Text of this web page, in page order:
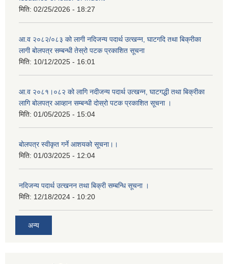
मिति: 02/25/2026 - 18:27
आ.व २०८२/०८३ को लागी नदिजन्य पदार्थ उत्खन्न, घाटगदि तथा बिक्रीका
लागी बोलपत्र सम्बन्धी तेस्रो पटक प्रकाशित सूचना
मिति: 10/12/2025 - 16:01
आ.व २०८१।०८२ को लागि नदीजन्य पदार्थ उत्खन्न, घाटगद्धी तथा बिक्रीका
लागि बोलपत्र आव्हान सम्बन्धी दोस्रो पटक प्रकाशित सूचना ।
मिति: 01/05/2025 - 15:04
बोलपत्र स्वीकृत गर्ने आशयको सूचना।।
मिति: 01/03/2025 - 12:04
नदिजन्य पदार्थ उत्खनन तथा बिक्री सम्बन्धि सूचना ।
मिति: 12/18/2024 - 10:20
अन्य